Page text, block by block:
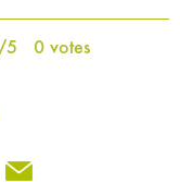
5 0votes